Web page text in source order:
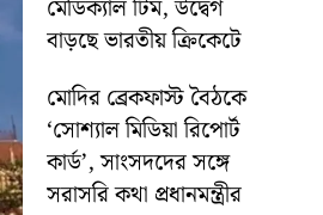
মেডিক্যাল টিম, উদ্বেগ
বাড়ছে ভারতীয় ক্রিকেটে
মোদির ব্রেকফাস্ট বৈঠকে
‘সোশ্যাল মিডিয়া রিপোর্ট
কার্ড’, সাংসদদের সঙ্গে
সরাসরি কথা প্রধানমন্ত্রীর